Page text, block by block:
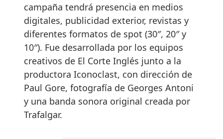
campaña tendrá presencia en medios
digitales, publicidad exterior, revistas y
diferentes formatos de spot (30″, 20″ y
10″). Fue desarrollada por los equipos
creativos de El Corte Inglés junto a la
productora Iconoclast, con dirección de
Paul Gore, fotografía de Georges Antoni
y una banda sonora original creada por
Trafalgar.